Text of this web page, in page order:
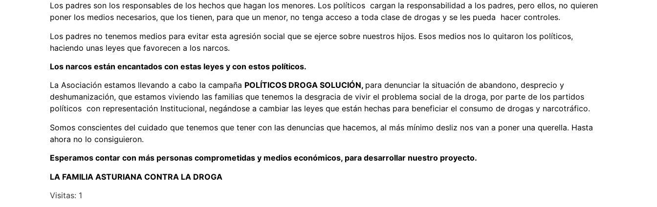
Los padres son los responsables de los hechos que hagan los menores. Los políticos cargan la responsabilidad a los padres, pero ellos, no quieren
poner los medios necesarios, que los tienen, para que un menor, no tenga acceso a toda clase de drogas y se les pueda hacer controles.
Los padres no tenemos medios para evitar esta agresión social que se ejerce sobre nuestros hijos. Esos medios nos lo quitaron los políticos,
haciendo unas leyes que favorecen a los narcos.
Los narcos están encantados con estas leyes y con estos políticos.
La Asociación estamos llevando a cabo la campaña POLÍTICOS DROGA SOLUCIÓN, para denunciar la situación de abandono, desprecio y
deshumanización, que estamos viviendo las familias que tenemos la desgracia de vivir el problema social de la droga, por parte de los partidos
políticos con representación Institucional, negándose a cambiar las leyes que están hechas para beneficiar el consumo de drogas y narcotráfico.
Somos conscientes del cuidado que tenemos que tener con las denuncias que hacemos, al más mínimo desliz nos van a poner una querella. Hasta
ahora no lo consiguieron.
Esperamos contar con más personas comprometidas y medios económicos, para desarrollar nuestro proyecto.
LA FAMILIA ASTURIANA CONTRA LA DROGA
Visitas: 1